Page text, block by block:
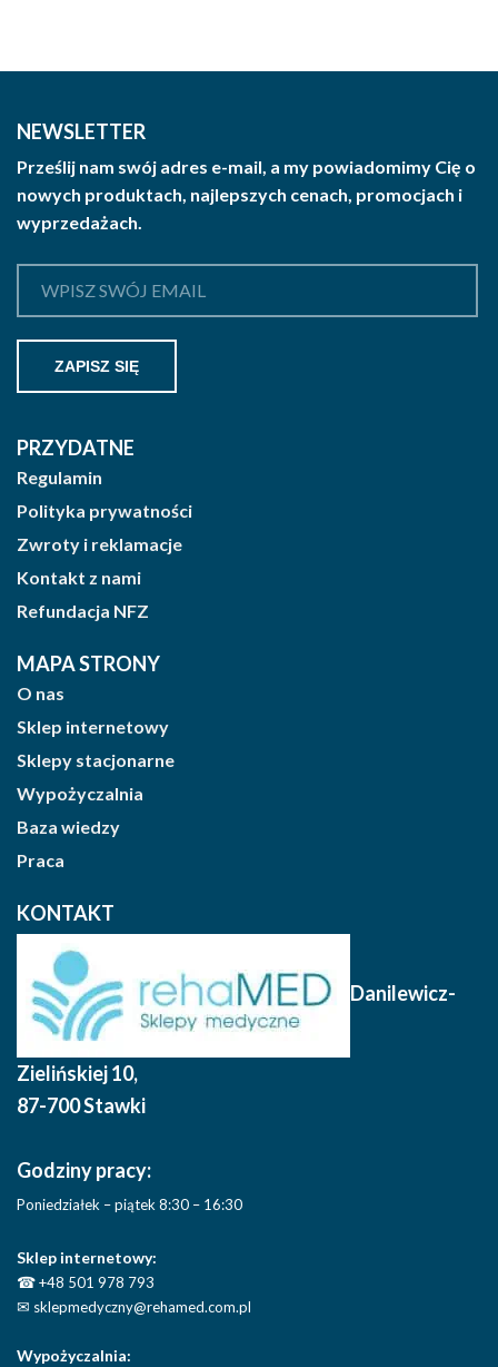
na
stronie
NEWSLETTER
Prześlij nam swój adres e-mail, a my powiadomimy Cię o
nowych produktach, najlepszych cenach, promocjach i
wyprzedażach.
PRZYDATNE
Regulamin
Polityka prywatności
Zwroty i reklamacje
Kontakt z nami
Refundacja NFZ
MAPA STRONY
O nas
Sklep internetowy
Sklepy stacjonarne
Wypożyczalnia
Baza wiedzy
Praca
KONTAKT
Danilewicz-
Zielińskiej 10,
87-700 Stawki
Godziny pracy:
Poniedziałek – piątek 8:30 – 16:30
Sklep internetowy:
☎+48 501 978 793
✉ sklepmedyczny@rehamed.com.pl
Wypożyczalnia: